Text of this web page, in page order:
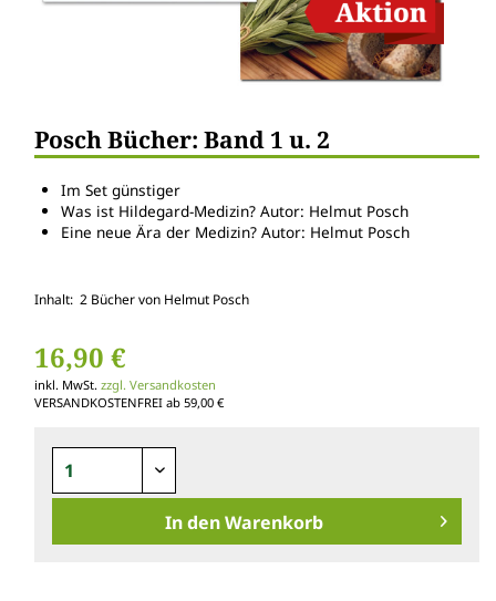
Posch Bücher: Band 1 u. 2
Im Set günstiger
Was ist Hildegard-Medizin? Autor: Helmut Posch
Eine neue Ära der Medizin? Autor: Helmut Posch
Inhalt: 2 Bücher von Helmut Posch
16,90 €
inkl. MwSt. zzgl. Versandkosten
VERSANDKOSTENFREI ab 59,00 €
In den Warenkorb